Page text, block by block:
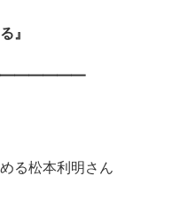
』
る松本利明さん